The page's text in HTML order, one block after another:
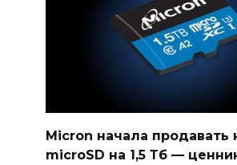
Micron начала продавать
microSD на 1,5 Тб —